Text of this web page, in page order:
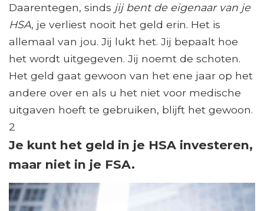
Daarentegen, sinds jij bent de eigenaar van je
HSA, je verliest nooit het geld erin. Het is
allemaal van jou. Jij lukt het. Jij bepaalt hoe
het wordt uitgegeven. Jij noemt de schoten.
Het geld gaat gewoon van het ene jaar op het
andere over en als u het niet voor medische
uitgaven hoeft te gebruiken, blijft het gewoon.
2
Je kunt het geld in je HSA investeren,
maar niet in je FSA.